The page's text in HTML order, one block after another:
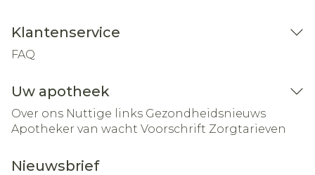
Klantenservice
FAQ
Uw apotheek
Over ons Nuttige links Gezondheidsnieuws
Apotheker van wacht Voorschrift Zorgtarieven
Nieuwsbrief